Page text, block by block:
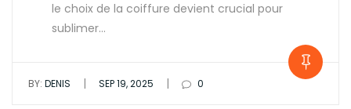
le choix de la coiffure devient crucial pour
sublimer…
BY: DENIS | SEP 19, 2025 | 0